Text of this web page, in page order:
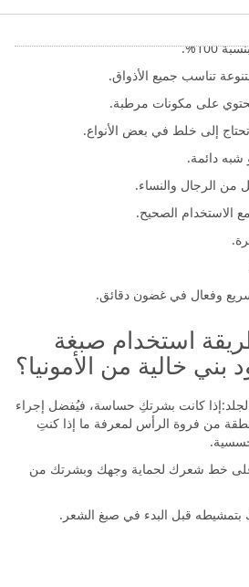
ولطيفة على فروة الرأس.
100%.
تناسب جميع الأذواق.
تحتوي على مكونات مرطبة.
إلى خلط في بعض الأنواع.
شبه دائمة.
من الرجال والنساء.
الاستخدام الصحيح.
وفعال في غضون دقائق.
استخدام صبغة
خالية من الأمونيا؟
كانت بشرتكِ حساسة، فيُفضل إجراء
من فروة الرأس لمعرفة ما إذا كنتِ
خط شعرك لحماية وجهك وبشرتك من
قبل البدء في صبغ الشعر.